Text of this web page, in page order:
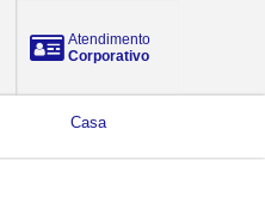
Atendimento
Corporativo
Casa